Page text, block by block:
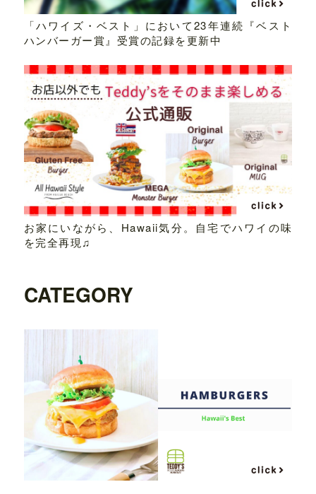
「ハワイズ・ベスト」において23年連続『ベスト
ハンバーガー賞』受賞の記録を更新中
お家にいながら、Hawaii気分。自宅でハワイの味
を完全再現♫
CATEGORY